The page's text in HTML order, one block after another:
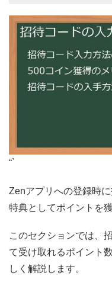
“`
Zenアプリへの登録時
特典としてポイントを
このセクションでは、
て受け取れるポイント
しく解説します。